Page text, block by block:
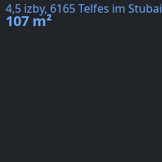
4,5 izby, 6165 Telfes im Stubai
107 m²